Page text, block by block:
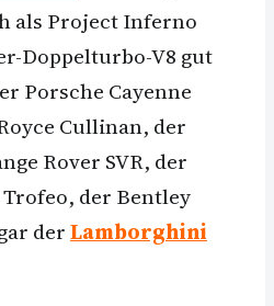
als Project Inferno
Doppelturbo-V8 gut
Porsche Cayenne
Cullinan, der
Rover SVR, der
der Bentley
derLamborghini